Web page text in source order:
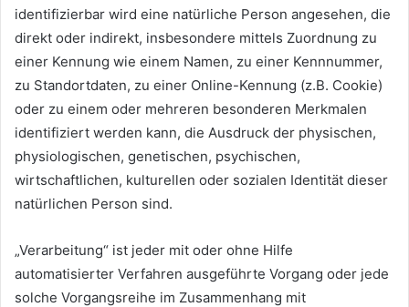
identifizierbar wird eine natürliche Person angesehen, die
direkt oder indirekt, insbesondere mittels Zuordnung zu
einer Kennung wie einem Namen, zu einer Kennnummer,
zu Standortdaten, zu einer Online-Kennung (z.B. Cookie)
oder zu einem oder mehreren besonderen Merkmalen
identifiziert werden kann, die Ausdruck der physischen,
physiologischen, genetischen, psychischen,
wirtschaftlichen, kulturellen oder sozialen Identität dieser
natürlichen Person sind.
„Verarbeitung“ ist jeder mit oder ohne Hilfe
automatisierter Verfahren ausgeführte Vorgang oder jede
solche Vorgangsreihe im Zusammenhang mit